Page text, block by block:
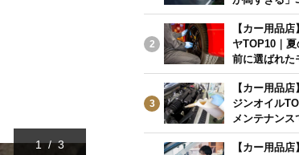
1/3
2
【カー用品
ヤTOP10｜
前に選ばれた
年6月版】
3
【カー用品
ジンオイル
メンテナンス
気モデルは？
【カー用品